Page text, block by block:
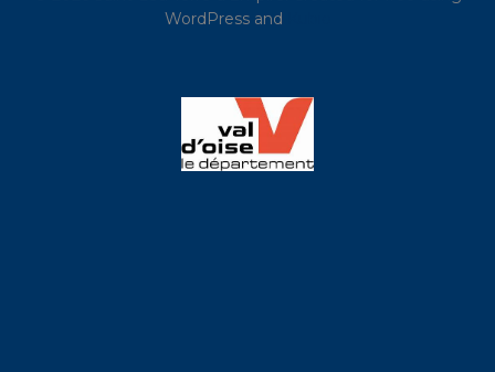
WordPress and